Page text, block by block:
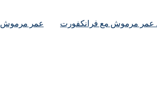
عمر مرموش مع فرانكفورت عمر مرموش